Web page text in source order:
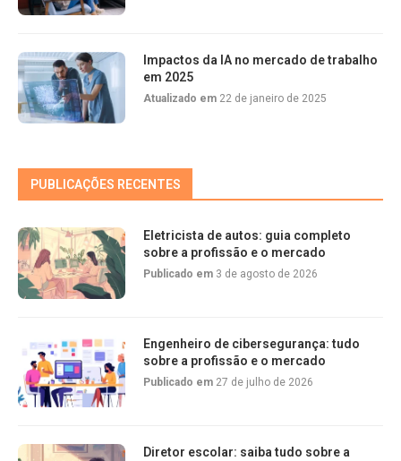
Impactos da IA no mercado de trabalho
em 2025
Atualizado em 22 de janeiro de 2025
PUBLICAÇÕES RECENTES
Eletricista de autos: guia completo
sobre a profissão e o mercado
Publicado em 3 de agosto de 2026
Engenheiro de cibersegurança: tudo
sobre a profissão e o mercado
Publicado em 27 de julho de 2026
Diretor escolar: saiba tudo sobre a